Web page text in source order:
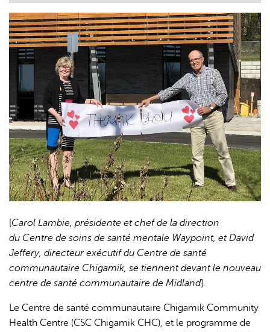
Carol Lambie, présidente et chef de la direction
du Centre de soins de santé mentale Waypoint, et David
Jeffery, directeur exécutif du Centre de santé
communautaire Chigamik, se tiennent devant le nouveau
centre de santé communautaire de Midland].
Le Centre de santé communautaire Chigamik Community
Health Centre (CSC Chigamik CHC), et le programme de